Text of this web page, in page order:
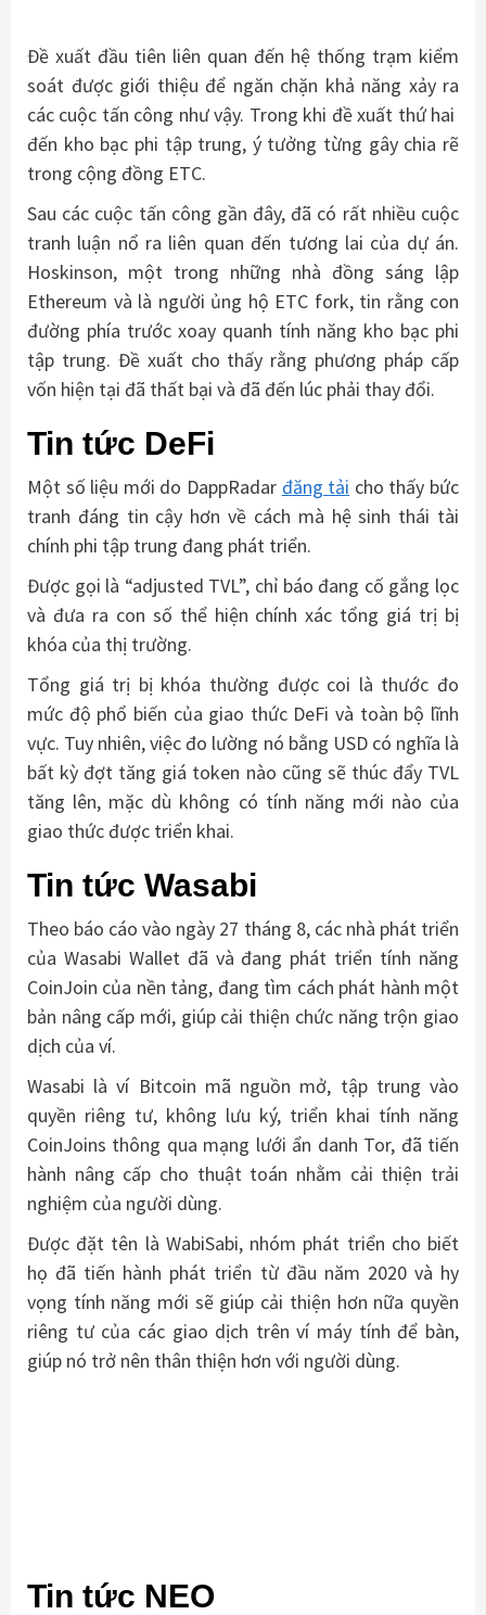
Đề xuất đầu tiên liên quan đến hệ thống trạm kiểm
soát được giới thiệu để ngăn chặn khả năng xảy ra
các cuộc tấn công như vậy. Trong khi đề xuất thứ hai
đến kho bạc phi tập trung, ý tưởng từng gây chia rẽ
trong cộng đồng ETC.
Sau các cuộc tấn công gần đây, đã có rất nhiều cuộc
tranh luận nổ ra liên quan đến tương lai của dự án.
Hoskinson, một trong những nhà đồng sáng lập
Ethereum và là người ủng hộ ETC fork, tin rằng con
đường phía trước xoay quanh tính năng kho bạc phi
tập trung. Đề xuất cho thấy rằng phương pháp cấp
vốn hiện tại đã thất bại và đã đến lúc phải thay đổi.
Tin tức DeFi
Một số liệu mới do DappRadar đăng tải cho thấy bức
tranh đáng tin cậy hơn về cách mà hệ sinh thái tài
chính phi tập trung đang phát triển.
Được gọi là “adjusted TVL”, chỉ báo đang cố gắng lọc
và đưa ra con số thể hiện chính xác tổng giá trị bị
khóa của thị trường.
Tổng giá trị bị khóa thường được coi là thước đo
mức độ phổ biến của giao thức DeFi và toàn bộ lĩnh
vực. Tuy nhiên, việc đo lường nó bằng USD có nghĩa là
bất kỳ đợt tăng giá token nào cũng sẽ thúc đẩy TVL
tăng lên, mặc dù không có tính năng mới nào của
giao thức được triển khai.
Tin tức Wasabi
Theo báo cáo vào ngày 27 tháng 8, các nhà phát triển
của Wasabi Wallet đã và đang phát triển tính năng
CoinJoin của nền tảng, đang tìm cách phát hành một
bản nâng cấp mới, giúp cải thiện chức năng trộn giao
dịch của ví.
Wasabi là ví Bitcoin mã nguồn mở, tập trung vào
quyền riêng tư, không lưu ký, triển khai tính năng
CoinJoins thông qua mạng lưới ẩn danh Tor, đã tiến
hành nâng cấp cho thuật toán nhằm cải thiện trải
nghiệm của người dùng.
Được đặt tên là WabiSabi, nhóm phát triển cho biết
họ đã tiến hành phát triển từ đầu năm 2020 và hy
vọng tính năng mới sẽ giúp cải thiện hơn nữa quyền
riêng tư của các giao dịch trên ví máy tính để bàn,
giúp nó trở nên thân thiện hơn với người dùng.
Tin tức NEO